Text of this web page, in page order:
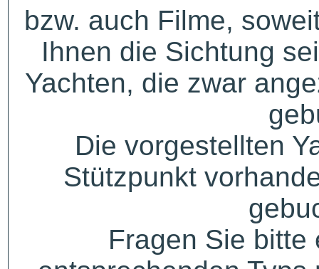
bzw. auch Filme,
Ihnen die Sichtung
Yachten, die zwar
Die vorgestellten
Stützpunkt
Fragen Sie bitte